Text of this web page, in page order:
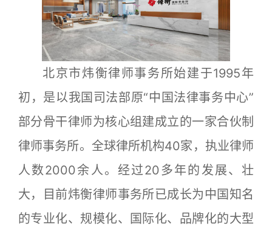
北京市炜衡律师事务所始建于1995年
初，是以我国司法部原“中国法律事务中心”
部分骨干律师为核心组建成立的一家合伙制
律师事务所。全球律所机构40家，执业律师
人数2000余人。经过20多年的发展、壮
大，目前炜衡律师事务所已成长为中国知名
的专业化、规模化、国际化、品牌化的大型